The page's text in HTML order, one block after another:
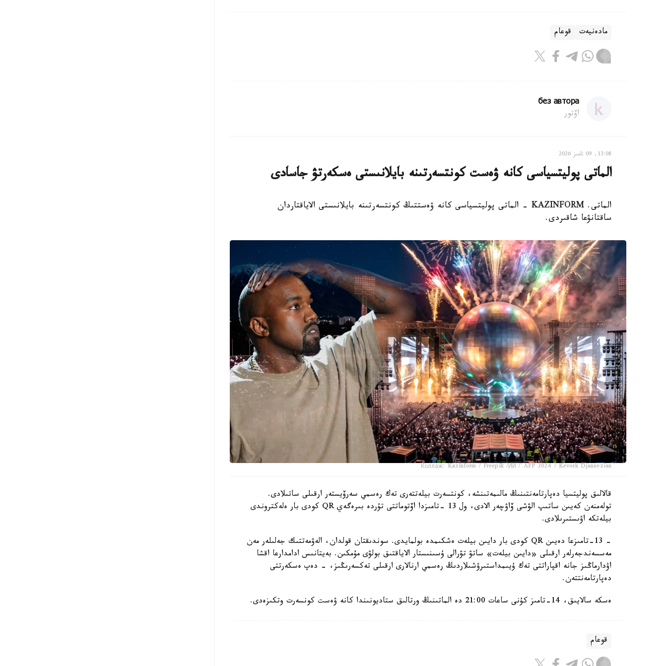
مادەنيەت قوعام
без автора
اۆتور
13:08, 09 تامىز 2026
الماتى پوليتسياسى كانە ۋەست كونتسەرتىنە بايلانىستى ەسكەرتۋ جاسادى
الماتى. KAZINFORM - الماتى پوليتسياسى كانە ۋەستتىڭ كونتسەرتىنە بايلانىستى الاياقتاردان
ساقتانۋعا شاقىردى.
Коллаж: Kazinform / Freepik /ИИ / AFP 2024 / Kevork Djansezian
قالالىق پوليتسيا دەپارتامەنتىنىڭ مالىمەتىنشە، كونتسەرت بيلەتتەرى تەك رەسمي سەرۆيستەر ارقىلى ساتىلادى.
تولەمنەن كەيىن ساتىپ الۋشى ۆاۋچەر الادى، ول 13 -تامىزدا اۆتوماتتى تۇردە بىرەگەي QR كودى بار ەلەكتروندى
بيلەتكە اۋىستىرىلادى.
- 13-تامىزعا دەيىن QR كودى بار دايىن بيلەت ەشكىمدە بولمايدى. سوندىقتان قولدان، الەۋمەتتىك جەلىلەر مەن
مەسسەندجەرلەر ارقىلى «دايىن بيلەت» ساتۋ تۋرالى ۇسىنىستار الاياقتىق بولۋى مۇمكىن. بەيتانىس ادامدارعا اقشا
اۋدارماڭىز جانە اقپاراتتى تەك ۇيىمداستىرۋشىلاردىڭ رەسمي ارنالارى ارقىلى تەكسەرىڭىز، - دەپ ەسكەرتتى
دەپارتامەنتتەن.
ەسكە سالايىق، 14-تامىز كۇنى ساعات 21:00 دە الماتىنىڭ ورتالىق ستاديونىندا كانە ۋەست كونسەرت وتكىزەدى.
قوعام